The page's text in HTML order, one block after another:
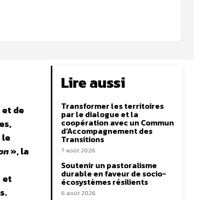
de
le
», la
et
Lire aussi
Transformer les territoires
par le dialogue et la
coopération avec un Commun
d’Accompagnement des
Transitions
7 août 2026
Soutenir un pastoralisme
durable en faveur de socio-
écosystèmes résilients
6 août 2026